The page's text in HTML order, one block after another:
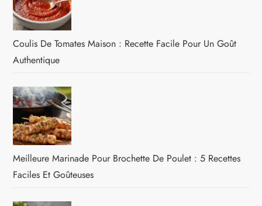
Coulis De Tomates Maison : Recette Facile Pour Un Goût
Authentique
Meilleure Marinade Pour Brochette De Poulet : 5 Recettes
Faciles Et Goûteuses